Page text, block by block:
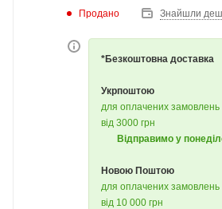
Продано Знайшли
*Безкоштовна доставка
Укрпоштою
для оплачених замовлень
від 3000 грн
Відправимо у
Новою Поштою
для оплачених замовлень
від 10 000 грн